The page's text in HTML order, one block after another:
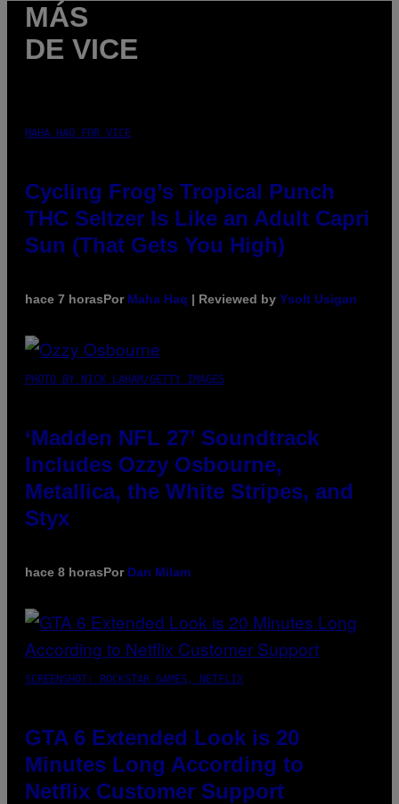
MÁS
DE VICE
MAHA HAQ FOR VICE
Cycling Frog’s Tropical Punch
THC Seltzer Is Like an Adult Capri
Sun (That Gets You High)
hace 7 horasPor Maha Haq | Reviewed by Ysolt Usigan
PHOTO BY NICK LAHAM/GETTY IMAGES
‘Madden NFL 27’ Soundtrack
Includes Ozzy Osbourne,
Metallica, the White Stripes, and
Styx
hace 8 horasPor Dan Milam
SCREENSHOT: ROCKSTAR GAMES, NETFLIX
GTA 6 Extended Look is 20
Minutes Long According to
Netflix Customer Support